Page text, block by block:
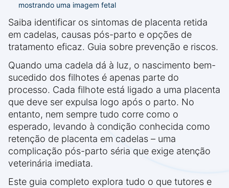
mostrando uma imagem fetal
Saiba identificar os sintomas de placenta retida
em cadelas, causas pós-parto e opções de
tratamento eficaz. Guia sobre prevenção e riscos.
Quando uma cadela dá à luz, o nascimento bem-
sucedido dos filhotes é apenas parte do
processo. Cada filhote está ligado a uma placenta
que deve ser expulsa logo após o parto. No
entanto, nem sempre tudo corre como o
esperado, levando à condição conhecida como
retenção de placenta em cadelas – uma
complicação pós-parto séria que exige atenção
veterinária imediata.
Este guia completo explora tudo o que tutores e